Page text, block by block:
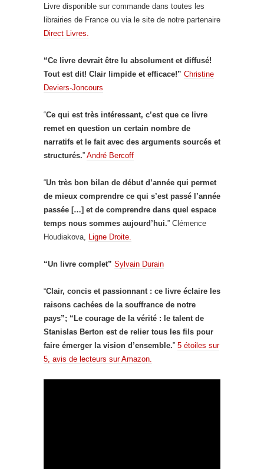
Livre disponible sur commande dans toutes les
librairies de France ou via le site de notre partenaire
Direct Livres.
“Ce livre devrait être lu absolument et diffusé!
Tout est dit! Clair limpide et efficace!” Christine
Deviers-Joncours
“Ce qui est très intéressant, c’est que ce livre
remet en question un certain nombre de
narratifs et le fait avec des arguments sourcés et
structurés.” André Bercoff
“Un très bon bilan de début d’année qui permet
de mieux comprendre ce qui s’est passé l’année
passée […] et de comprendre dans quel espace
temps nous sommes aujourd’hui.” Clémence
Houdiakova, Ligne Droite.
“Un livre complet” Sylvain Durain
“Clair, concis et passionnant : ce livre éclaire les
raisons cachées de la souffrance de notre
pays”; “Le courage de la vérité : le talent de
Stanislas Berton est de relier tous les fils pour
faire émerger la vision d’ensemble.” 5 étoiles sur
5, avis de lecteurs sur Amazon.